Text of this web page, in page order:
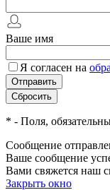
Ваше имя
Я согласен на
* - Поля,
Сообщение
Ваше сообщение
Вами свяжется наш
Закрыть окно